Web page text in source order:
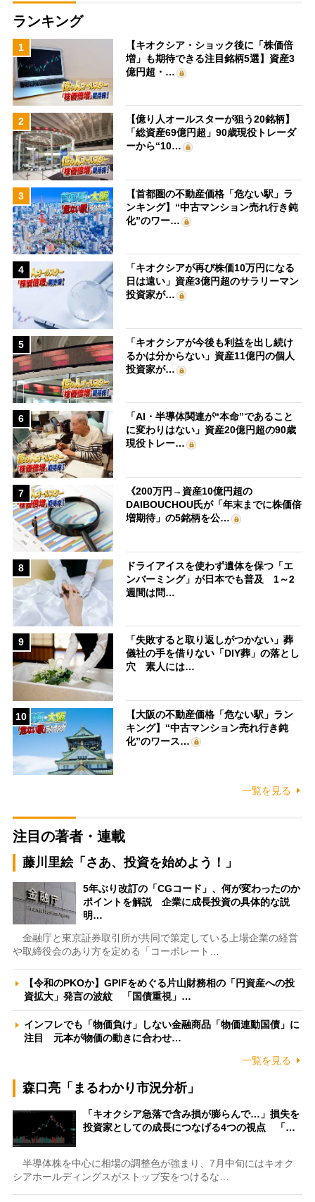
ランキング
1
【キオクシア・ショック後に「株価倍
増」も期待できる注目銘柄5選】資産3
億円超・…
2
【億り人オールスターが狙う20銘柄】
「総資産69億円超」90歳現役トレーダ
ーから“10…
3
【首都圏の不動産価格「危ない駅」ラ
ンキング】“中古マンション売れ行き鈍
化”のワー…
4
「キオクシアが再び株価10万円になる
日は遠い」資産3億円超のサラリーマン
投資家が…
5
「キオクシアが今後も利益を出し続け
るかは分からない」資産11億円の個人
投資家が…
6
「AI・半導体関連が“本命”であること
に変わりはない」資産20億円超の90歳
現役トレー…
7
《200万円→資産10億円超の
DAIBOUCHOU氏が「年末までに株価倍
増期待」の5銘柄を公…
8
ドライアイスを使わず遺体を保つ「エ
ンバーミング」が日本でも普及 1～2
週間は問…
9
「失敗すると取り返しがつかない」葬
儀社の手を借りない「DIY葬」の落とし
穴 素人には…
10
【大阪の不動産価格「危ない駅」ラン
キング】“中古マンション売れ行き鈍
化”のワース…
一覧を見る
注目の著者・連載
藤川里絵「さあ、投資を始めよう！」
5年ぶり改訂の「CGコード」、何が変わったのか
ポイントを解説 企業に成長投資の具体的な説
明…
金融庁と東京証券取引所が共同で策定している上場企業の経営
や取締役会のあり方を定める「コーポレート…
【令和のPKOか】GPIFをめぐる片山財務相の「円資産への投
資拡大」発言の波紋 「国債重視」…
インフレでも「物価負け」しない金融商品「物価連動国債」に
注目 元本が物価の動きに合わせ…
一覧を見る
森口亮「まるわかり市況分析」
「キオクシア急落で含み損が膨らんで…」損失を
投資家としての成長につなげる4つの視点 「…
半導体株を中心に相場の調整色が強まり、7月中旬にはキオク
シアホールディングスがストップ安をつけるな…